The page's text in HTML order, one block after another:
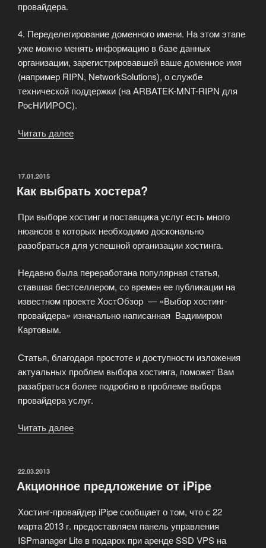
провайдера.
4. Переделегирование доменного имени. На этом этапе
уже можно менять информацию в базе данных
организации, зарегистрировавшей ваше доменное имя
(например RIPN, NetworkSolutions), о службе
технической поддержки (на ARBATEK-MNT-RIPN для
РосНИИРОС).
Читать далее
сайта
серверы
нашей
компании»
ОПУБЛИКОВАНО
17.01.2015
Как выбрать хостера?
При выборе хостинг и поставщика услуг есть много
нюансов в которых необходимо досконально
разобраться для успешной организации хостинга.
Недавно была переработана популярная статья,
ставшая бестселлером, со времен ее публикации на
известном проекте ХостОбзор — «Выбор хостинг-
провайдера» изначально написанная Вадимиром
Картовым.
Статья, благодаря простоте и доступности изложения
актуальных проблем выбора хостинга, поможет Вам
разабраться более подробно в проблеме выбора
провайдера услуг.
Читать далее
ОПУБЛИКОВАНО
22.03.2013
Акционное предложение от iPipe
Хостинг-провайдер iPipe сообщает о том, что с 22
марта 2013 г. предоставляем панель управления
ISPmanager Lite в подарок при аренде SSD VPS на